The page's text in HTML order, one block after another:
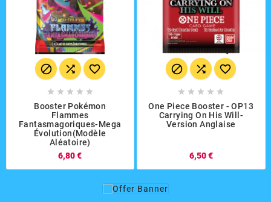
  
    
Booster Pokémon
Flammes
Fantasmagoriques-Mega
Évolution(modèle
Aléatoire)
6,80 €
  
    
One Piece Booster - OP13
Carrying On His Will-
Version Anglaise
6,50 €